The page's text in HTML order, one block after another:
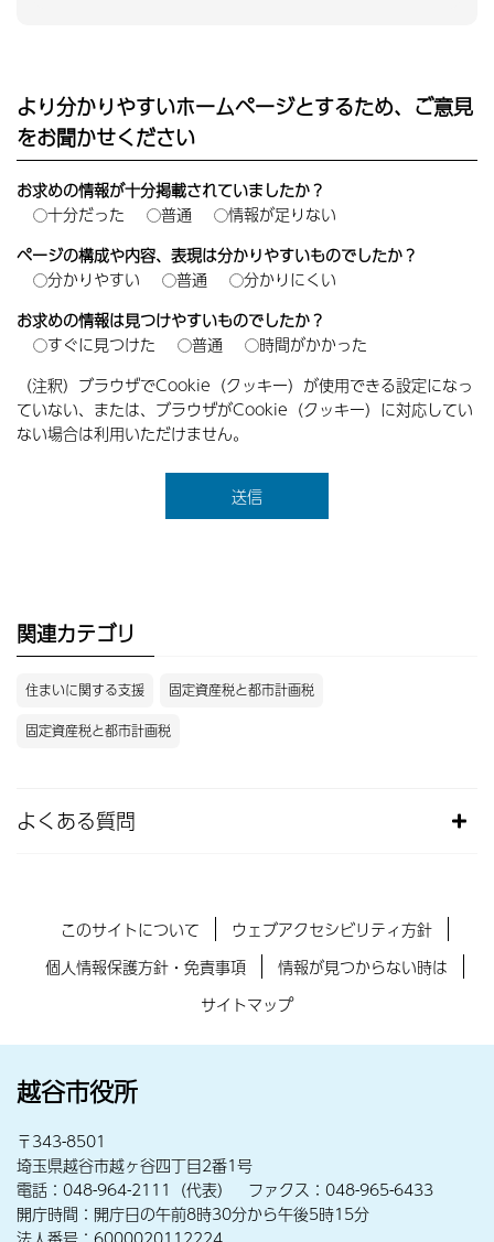
より分かりやすいホームページとするため、ご意見
をお聞かせください
お求めの情報が十分掲載されていましたか？
十分だった
普通
情報が足りない
ページの構成や内容、表現は分かりやすいものでしたか？
分かりやすい
普通
分かりにくい
お求めの情報は見つけやすいものでしたか？
すぐに見つけた
普通
時間がかかった
（注釈）ブラウザでCookie（クッキー）が使用できる設定になっ
ていない、または、ブラウザがCookie（クッキー）に対応してい
ない場合は利用いただけません。
関連カテゴリ
住まいに関する支援 固定資産税と都市計画税
固定資産税と都市計画税
よくある質問
このサイトについて
ウェブアクセシビリティ方針
個人情報保護方針・免責事項
情報が見つからない時は
サイトマップ
越谷市役所
〒343-8501
埼玉県越谷市越ヶ谷四丁目2番1号
電話：048-964-2111（代表） ファクス：048-965-6433
開庁時間：開庁日の午前8時30分から午後5時15分